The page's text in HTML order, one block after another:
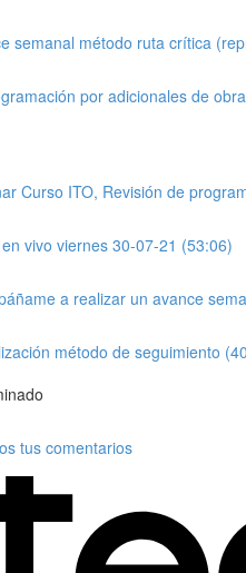
semanal método ruta crítica
por adicionales de
Curso ITO, Revisión de
vivo viernes 30-07-21 (53:06)
a realizar un avance
método de seguimiento
tus comentarios